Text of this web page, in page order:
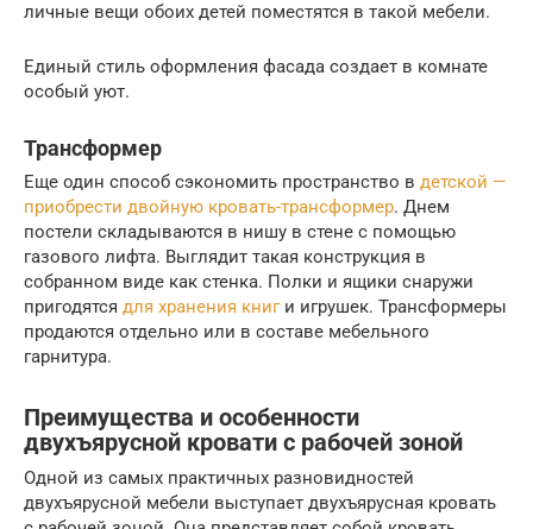
личные вещи обоих детей поместятся в такой мебели.
Единый стиль оформления фасада создает в комнате
особый уют.
Трансформер
Еще один способ сэкономить пространство в детской —
приобрести двойную кровать-трансформер. Днем
постели складываются в нишу в стене с помощью
газового лифта. Выглядит такая конструкция в
собранном виде как стенка. Полки и ящики снаружи
пригодятся для хранения книги игрушек. Трансформеры
продаются отдельно или в составе мебельного
гарнитура.
Преимущества и особенности
двухъярусной кровати с рабочей зоной
Одной из самых практичных разновидностей
двухъярусной мебели выступает двухъярусная кровать